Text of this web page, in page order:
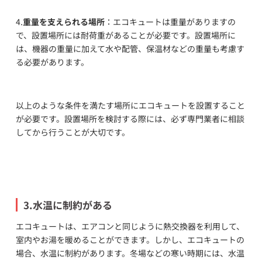
4.重量を支えられる場所：エコキュートは重量がありますの
で、設置場所には耐荷重があることが必要です。設置場所に
は、機器の重量に加えて水や配管、保温材などの重量も考慮す
る必要があります。
以上のような条件を満たす場所にエコキュートを設置すること
が必要です。設置場所を検討する際には、必ず専門業者に相談
してから行うことが大切です。
3.水温に制約がある
エコキュートは、エアコンと同じように熱交換器を利用して、
室内やお湯を暖めることができます。しかし、エコキュートの
場合、水温に制約があります。冬場などの寒い時期には、水温